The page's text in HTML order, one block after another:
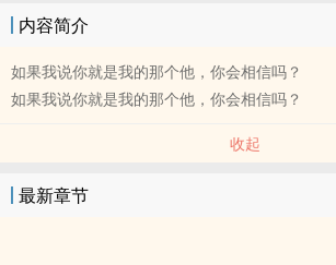
内容简介
如果我说你就是我的那个他，你会相信吗？
如果我说你就是我的那个他，你会相信吗？
收起
最新章节